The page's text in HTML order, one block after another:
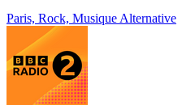
Paris, Rock, Musique Alternative